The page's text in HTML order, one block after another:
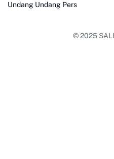
Undang Undang Pers
© 2025